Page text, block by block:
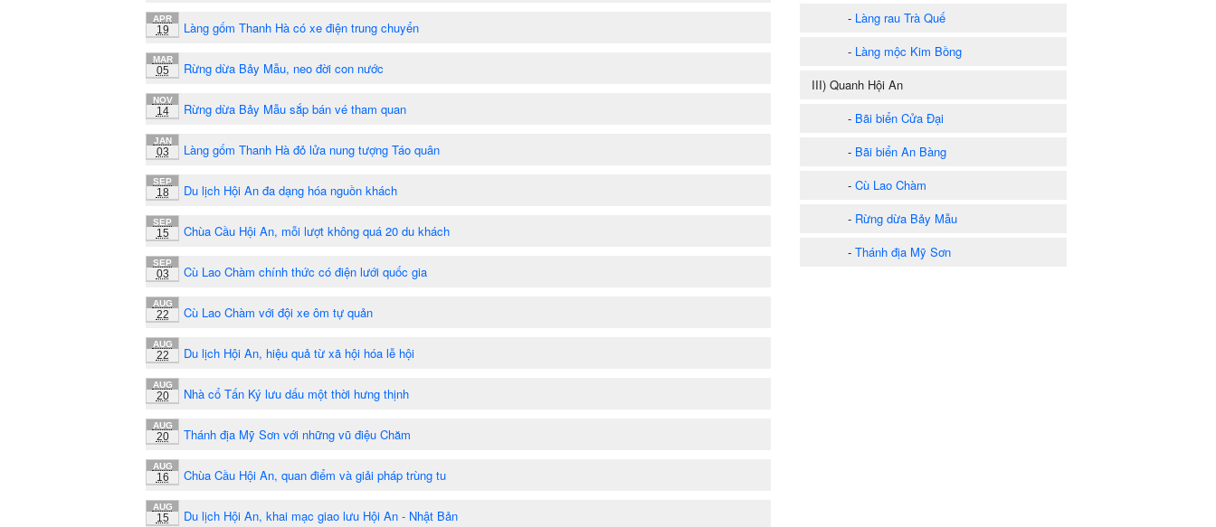
APR
19 Làng gốm Thanh Hà có xe điện trung chuyển
MAR
05 Rừng dừa Bảy Mẫu, neo đời con nước
NOV
14 Rừng dừa Bảy Mẫu sắp bán vé tham quan
JAN
03 Làng gốm Thanh Hà đỏ lửa nung tượng Táo quân
SEP
18 Du lịch Hội An đa dạng hóa nguồn khách
SEP
15 Chùa Cầu Hội An, mỗi lượt không quá 20 du khách
SEP
03 Cù Lao Chàm chính thức có điện lưới quốc gia
AUG
22 Cù Lao Chàm với đội xe ôm tự quản
AUG
22 Du lịch Hội An, hiệu quả từ xã hội hóa lễ hội
AUG
20 Nhà cổ Tấn Ký lưu dấu một thời hưng thịnh
AUG
20 Thánh địa Mỹ Sơn với những vũ điệu Chăm
AUG
16 Chùa Cầu Hội An, quan điểm và giải pháp trùng tu
AUG
15 Du lịch Hội An, khai mạc giao lưu Hội An - Nhật Bản
- Làng rau Trà Quế
- Làng mộc Kim Bồng
III) Quanh Hội An
- Bãi biển Cửa Đại
- Bãi biển An Bàng
- Cù Lao Chàm
- Rừng dừa Bảy Mẫu
- Thánh địa Mỹ Sơn